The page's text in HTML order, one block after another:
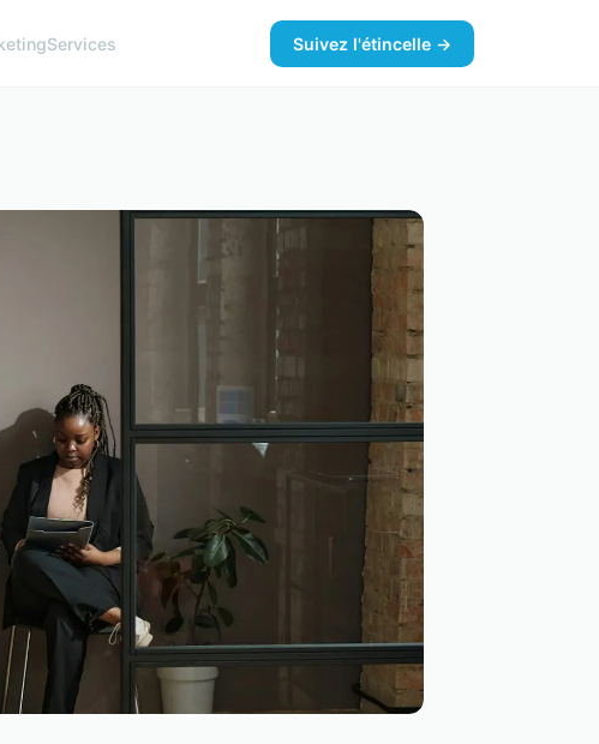
Services Suivez l'étincelle →